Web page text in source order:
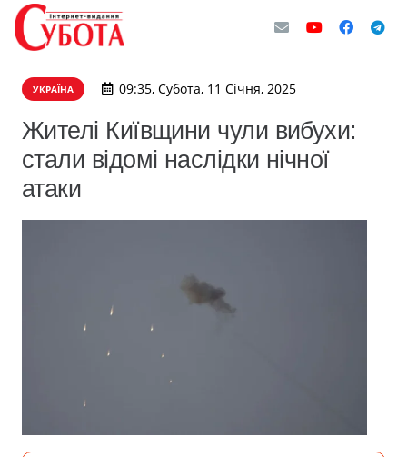
УКРАЇНА 09:35, Субота, 11 Січня, 2025
Жителі Київщини чули вибухи:
стали відомі наслідки нічної
атаки